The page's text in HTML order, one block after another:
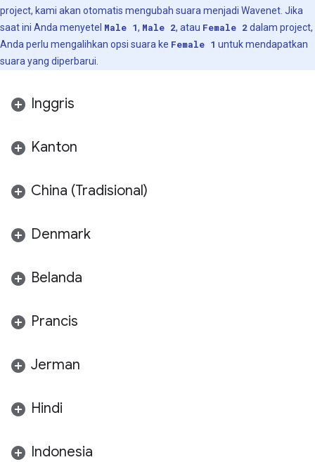
project, kami akan otomatis mengubah suara menjadi Wavenet. Jika
saat ini Anda menyetel Male 1, Male 2, atau Female 2dalam project,
Anda perlu mengalihkan opsi suara ke Female 1 untuk mendapatkan
suara yang diperbarui.
Inggris
Kanton
China (Tradisional)
Denmark
Belanda
Prancis
Jerman
Hindi
Indonesia